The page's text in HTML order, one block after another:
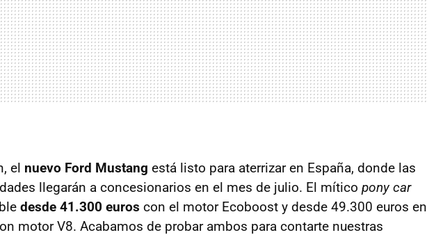
el nuevo Ford Mustang está listo para aterrizar en España, donde las
llegarán a concesionarios en el mes de julio. El mítico pony car
desde 41.300 euros con el motor Ecoboost y desde 49.300 euros en
motor V8. Acabamos de probar ambos para contarte nuestras